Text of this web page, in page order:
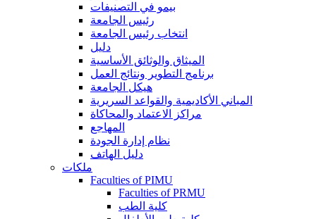
بيمو في التصنيفات
رئيس الجامعة
انتخاب رئيس الجامعة
دليل
الميثاق والوثائق الأساسية
برنامج التطوير ونتائج العمل
هيكل الجامعة
المباني الأكاديمية والقواعد السريرية
مراكز الاعتماد والمحاكاة
المهاجع
نظام إدارة الجودة
دليل الهاتف
ملكات
Faculties of PIMU
Faculties of PRMU
كلية الطب